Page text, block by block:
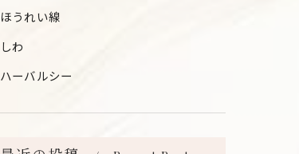
ほうれい線
しわ
ハーバルシー